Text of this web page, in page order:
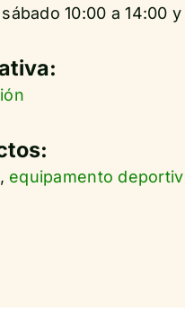
10:00 a 14:00
, equipamento